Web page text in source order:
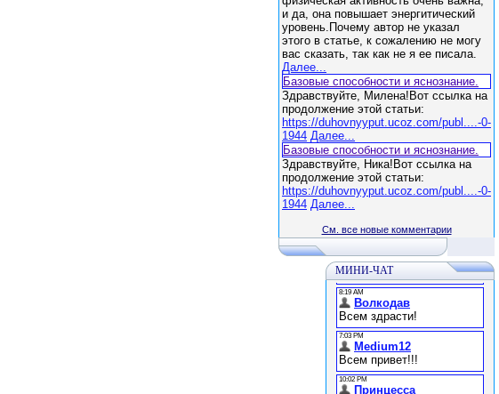
и да, она повышает энергитический
уровень.Почему автор не указал
этого в статье, к сожалению не могу
вас сказать, так как не я ее писала.
Далее...
Базовые способности и яснознание.
Здравствуйте, Милена!Вот ссылка на
продолжение этой статьи:
https://duhovnyyput.ucoz.com/publ....-0-
1944 Далее...
Базовые способности и яснознание.
Здравствуйте, Ника!Вот ссылка на
продолжение этой статьи:
https://duhovnyyput.ucoz.com/publ....-0-
1944 Далее...
См. все новые комментарии
МИНИ-ЧАТ